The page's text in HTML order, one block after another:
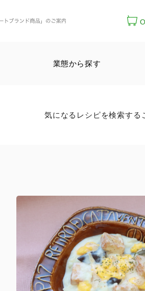
業態から探す
気になるレシピを検索する